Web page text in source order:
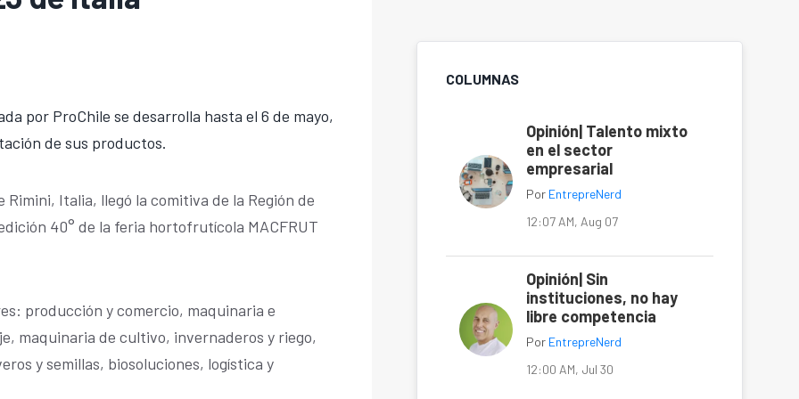
por ProChile se desarrolla hasta el 6 de mayo,
de sus productos.
Italia, llegó la comitiva de la Región de
40° de la feria hortofrutícola MACFRUT
producción y comercio, maquinaria e
maquinaria de cultivo, invernaderos y riego,
y semillas, biosoluciones, logística y
COLUMNAS
Opinión| Talento mixto
en el sector
empresarial
Por EntrepreNerd
12:07 AM, Aug 07
Opinión| Sin
instituciones, no hay
libre competencia
Por EntrepreNerd
12:00 AM, Jul 30